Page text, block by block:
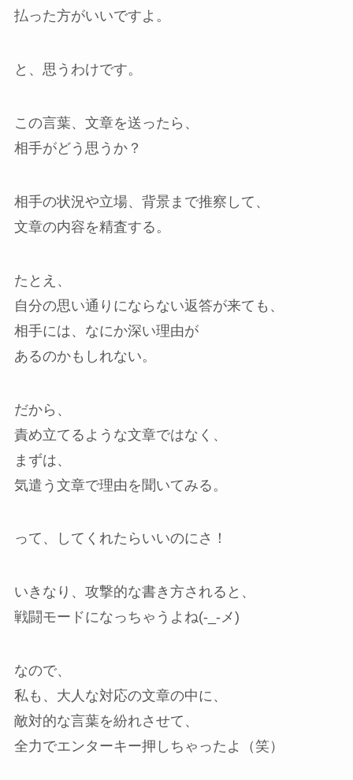
払った方がいいですよ。
と、思うわけです。
この言葉、文章を送ったら、
相手がどう思うか？
相手の状況や立場、背景まで推察して、
文章の内容を精査する。
たとえ、
自分の思い通りにならない返答が来ても、
相手には、なにか深い理由が
あるのかもしれない。
だから、
責め立てるような文章ではなく、
まずは、
気遣う文章で理由を聞いてみる。
って、してくれたらいいのにさ！
いきなり、攻撃的な書き方されると、
戦闘モードになっちゃうよね(-_-メ)
なので、
私も、大人な対応の文章の中に、
敵対的な言葉を紛れさせて、
全力でエンターキー押しちゃったよ（笑）